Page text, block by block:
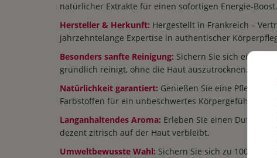
natürlicher Extrakte für einen sofortigen Energie-Boost.
Hersteller & Herkunft: Hergestellt in Frankreich –
jahrzehntelange Expertise in authentischer
Besonders sanfte Reinigung: Sichern Sie sich eine pH-
gründlich reinigt, ohne die Haut auszutrocknen.
Natürlichkeit garantiert: Genießen Sie eine Pflege
Farbstoffen für ein unbeschwertes Körpergefühl.
Langanhaltendes Aroma: Erleben Sie einen Duft, der
dezent zitrisch auf der Haut verbleibt.
Umweltbewusste Wahl: Sichern Sie sich zu 100 %